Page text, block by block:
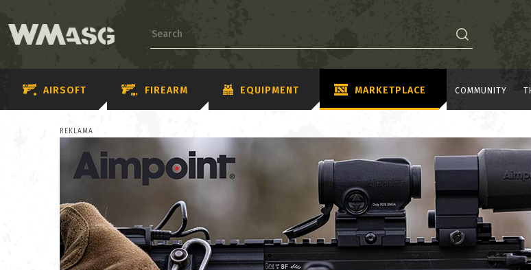
AIRSOFT FIREARM EQUIPMENT MARKETPLACE COMMUNITY
REKLAMA